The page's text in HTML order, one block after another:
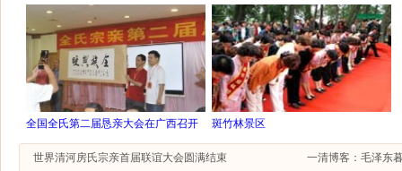
全国全氏第二届恳亲大会在广西召开 斑竹林景区
世界清河房氏宗亲首届联谊大会圆满结束 一清博客：毛泽东